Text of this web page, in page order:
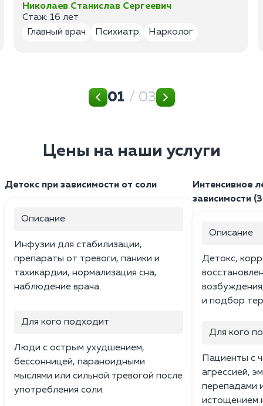
Николаев Станислав Сергеевич
Стаж: 16 лет
Главный врач
Психиатр Нарколог
01 / 03
Цены на наши услуги
Детокс при зависимости от соли
Описание
Инфузии для стабилизации,
препараты от тревоги, паники и
тахикардии, нормализация сна,
наблюдение врача.
Для кого подходит
Люди с острым ухудшением,
бессонницей, параноидными
мыслями или сильной тревогой после
употребления соли.
Интенсивное
зависимости
Описание
Детокс,
и подбор
Для кого
Пациенты с
агрессией,
перепадами
истощением